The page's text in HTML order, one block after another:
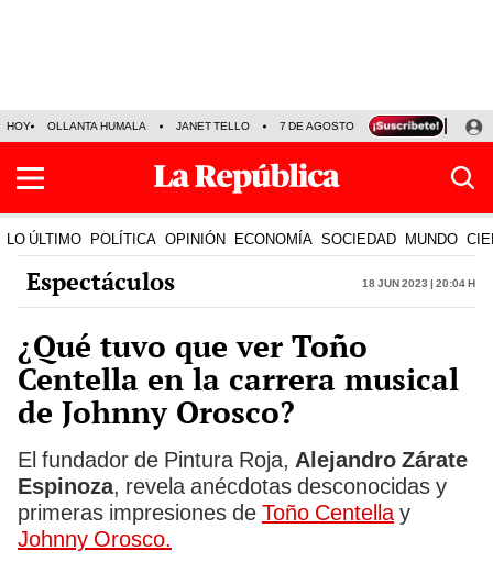
HOY OLLANTA HUMALA JANET TELLO 7 DE AGOSTO TINKA RESULTADOS
LO ÚLTIMO POLÍTICA OPINIÓN ECONOMÍA SOCIEDAD MUNDO
Espectáculos 18 Jun 2023 | 20:04 h
¿Qué tuvo que ver Toño
Centella en la carrera musical
de Johnny Orosco?
El fundador de Pintura Roja, Alejandro Zárate
Espinoza, revela anécdotas desconocidas y
primeras impresiones de Toño Centellay
Johnny Orosco.